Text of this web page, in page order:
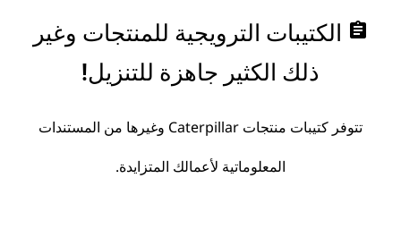
assignment الكتيبات الترويجية للمنتجات وغير
ذلك الكثير جاهزة للتنزيل!
تتوفر كتيبات منتجات Caterpillar وغيرها من المستندات
المعلوماتية لأعمالك المتزايدة.